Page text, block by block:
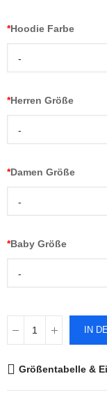
*Hoodie Farbe
-
*Herren Größe
-
*Damen Größe
-
*Baby Größe
-
IN
Größentabelle &